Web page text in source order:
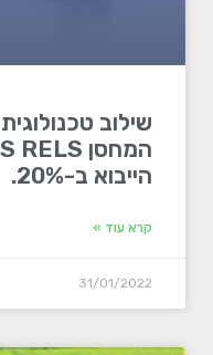
הייבוא ​​ב-20%.
קרא עוד »
31/01/2022